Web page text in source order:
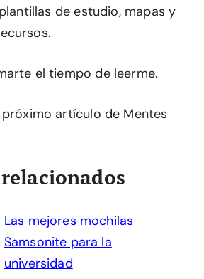
de estudio, mapas y
el tiempo de leerme.
artículo de Mentes
Las mejores mochilas
Samsonite para la
universidad